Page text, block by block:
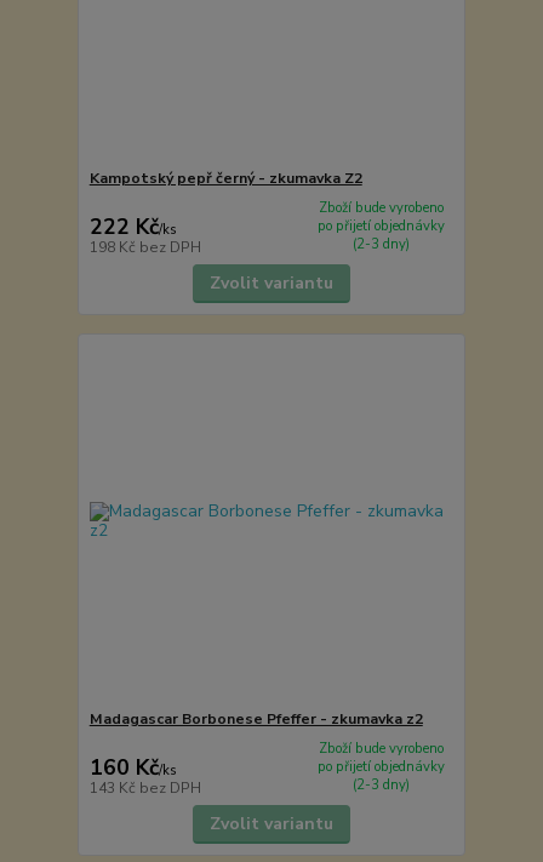
Kampotský pepř černý - zkumavka Z2
222 Kč/ks
198 Kč bez DPH
Zboží bude vyrobeno
po přijetí objednávky
(2-3 dny)
Zvolit variantu
Madagascar Borbonese Pfeffer - zkumavka z2
160 Kč/ks
143 Kč bez DPH
Zboží bude vyrobeno
po přijetí objednávky
(2-3 dny)
Zvolit variantu